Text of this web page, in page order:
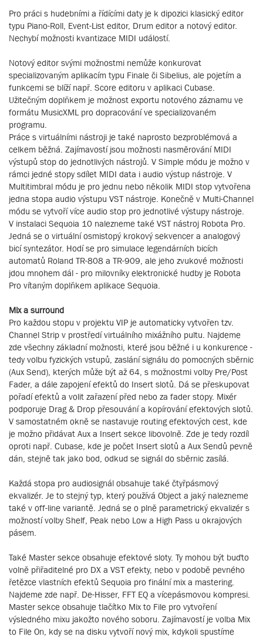
Pro práci s hudebními a řídícími daty je k dipozici klasický editor
typu Piano-Roll, Event-List editor, Drum editor a notový editor.
Nechybí možnosti kvantizace MIDI událostí.
Notový editor svými možnostmi nemůže konkurovat
specializovaným aplikacím typu Finale či Sibelius, ale pojetím a
funkcemi se blíží např. Score editoru v aplikaci Cubase.
Užitečným doplňkem je možnost exportu notového záznamu ve
formátu MusicXML pro dopracování ve specializovaném
programu.
Práce s virtuálními nástroji je také naprosto bezproblémová a
celkem běžná. Zajímavostí jsou možnosti nasměrování MIDI
výstupů stop do jednotlivých nástrojů. V Simple módu je možno v
rámci jedné stopy sdílet MIDI data i audio výstup nástroje. V
Multitimbral módu je pro jednu nebo několik MIDI stop vytvořena
jedna stopa audio výstupu VST nástroje. Konečně v Multi-Channel
módu se vytvoří více audio stop pro jednotlivé výstupy nástroje.
V instalaci Sequoia 10 nalezneme také VST nástroj Robota Pro.
Jedná se o virtuální osmistopý krokový sekvencer a analogový
bicí syntezátor. Hodí se pro simulace legendárních bicích
automatů Roland TR-808 a TR-909, ale jeho zvukové možnosti
jdou mnohem dál - pro milovníky elektronické hudby je Robota
Pro vítaným doplňkem aplikace Sequoia.
Mix a surround
Pro každou stopu v projektu VIP je automaticky vytvořen tzv.
Channel Strip v prostředí virtuálního mixážního pultu. Najdeme
zde všechny základní možnosti, které jsou běžné i u konkurence -
tedy volbu fyzických vstupů, zaslání signálu do pomocných sběrnic
(Aux Send), kterých může být až 64, s možnostmi volby Pre/Post
Fader, a dále zapojení efektů do Insert slotů. Dá se přeskupovat
pořadí efektů a volit zařazení před nebo za fader stopy. Mixér
podporuje Drag & Drop přesouvání a kopírování efektových slotů.
V samostatném okně se nastavuje routing efektových cest, kde
je možno přidávat Aux a Insert sekce libovolně. Zde je tedy rozdíl
oproti např. Cubase, kde je počet Insert slotů a Aux Sendů pevně
dán, stejně tak jako bod, odkud se signál do sběrnic zasílá.
Každá stopa pro audiosignál obsahuje také čtyřpásmový
ekvalizér. Je to stejný typ, který používá Object a jaký nalezneme
také v off-line variantě. Jedná se o plně parametrický ekvalizér s
možností volby Shelf, Peak nebo Low a High Pass u okrajových
pásem.
Také Master sekce obsahuje efektové sloty. Ty mohou být buďto
volně přiřaditelné pro DX a VST efekty, nebo v podobě pevného
řetězce vlastních efektů Sequoia pro finální mix a mastering.
Najdeme zde např. De-Hisser, FFT EQ a vícepásmovou kompresi.
Master sekce obsahuje tlačítko Mix to File pro vytvoření
výsledného mixu jakožto nového soboru. Zajímavostí je volba Mix
to File On, kdy se na disku vytvoří nový mix, kdykoli spustíme